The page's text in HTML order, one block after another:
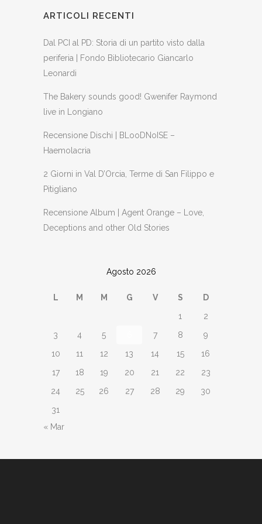
ARTICOLI RECENTI
Dal PCI al PD: Storia di un partito visto dalla
periferia | Fondo Bibliotecario Giancarlo
Leonardi
The Bakery sounds good! Gwenifer Raymond
live in Longiano
Recensione Dischi | BLooDNoISE –
Haemolacria
2 Giorni in Val D’Orcia, Terme di San Filippo e
Pitigliano
Recensione Album | Agent Orange – Love,
Deceptions and other Old Stories
Agosto 2026
L M M G V S
D
1
2
3
4 5 7 8
9
10
11 12 13 14 15
16
17
18 19 20 21 22
23
24
25 26 27 28 29
30
31
« Mar